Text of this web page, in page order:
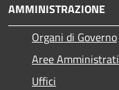
AMMINISTRAZIONE
Organi di Governo
Aree
Uffici